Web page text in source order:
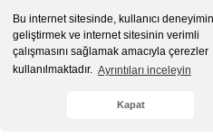
Bu internet sitesinde, kullanıcı
geliştirmek ve internet sitesinin verimli
çalışmasını sağlamak amacıyla çerezler
kullanılmaktadır. Ayrıntıları inceleyin
Kapat
2015 © herigo.com | Tüm Hakları
sertifikası ile